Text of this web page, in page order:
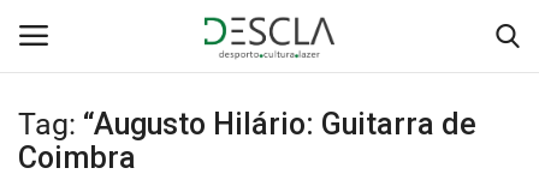
Login Registar
Tag: “Augusto Hilário: Guitarra de
Coimbra